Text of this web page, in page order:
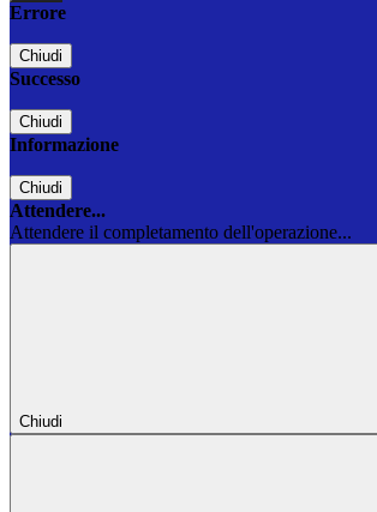
Errore
Chiudi
Successo
Chiudi
Informazione
Chiudi
Attendere...
Attendere il completamento dell'operazione...
Chiudi